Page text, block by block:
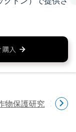
物保護研究 ベ